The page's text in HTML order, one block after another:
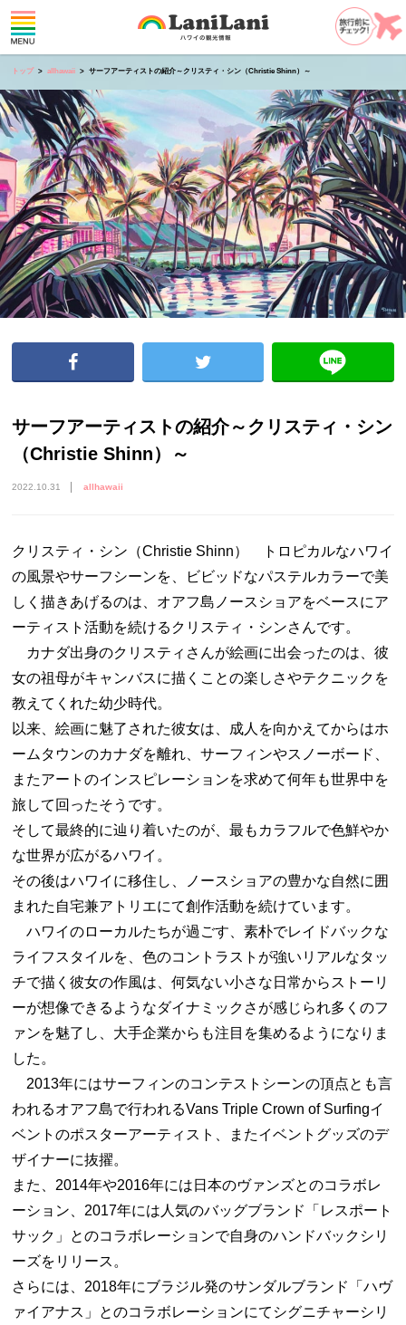
トップ allhawaii サーフアーティストの紹介～クリスティ・シン（Christie Shinn）～
サーフアーティストの紹介～クリスティ・シン
（Christie Shinn）～
2022.10.31 allhawaii
クリスティ・シン（Christie Shinn） トロピカルなハワイ
の風景やサーフシーンを、ビビッドなパステルカラーで美
しく描きあげるのは、オアフ島ノースショアをベースにア
ーティスト活動を続けるクリスティ・シンさんです。
カナダ出身のクリスティさんが絵画に出会ったのは、彼
女の祖母がキャンバスに描くことの楽しさやテクニックを
教えてくれた幼少時代。
以来、絵画に魅了された彼女は、成人を向かえてからはホ
ームタウンのカナダを離れ、サーフィンやスノーボード、
またアートのインスピレーションを求めて何年も世界中を
旅して回ったそうです。
そして最終的に辿り着いたのが、最もカラフルで色鮮やか
な世界が広がるハワイ。
その後はハワイに移住し、ノースショアの豊かな自然に囲
まれた自宅兼アトリエにて創作活動を続けています。
ハワイのローカルたちが過ごす、素朴でレイドバックな
ライフスタイルを、色のコントラストが強いリアルなタッ
チで描く彼女の作風は、何気ない小さな日常からストーリ
ーが想像できるようなダイナミックさが感じられ多くのフ
ァンを魅了し、大手企業からも注目を集めるようになりま
した。
2013年にはサーフィンのコンテストシーンの頂点とも言
われるオアフ島で行われるVans Triple Crown of Surfingイ
ベントのポスターアーティスト、またイベントグッズのデ
ザイナーに抜擢。
また、2014年や2016年には日本のヴァンズとのコラボレ
ーション、2017年には人気のバッグブランド「レスポート
サック」とのコラボレーションで自身のハンドバックシリ
ーズをリリース。
さらには、2018年にブラジル発のサンダルブランド「ハヴ
ァイアナス」とのコラボレーションにてシグニチャーシリ